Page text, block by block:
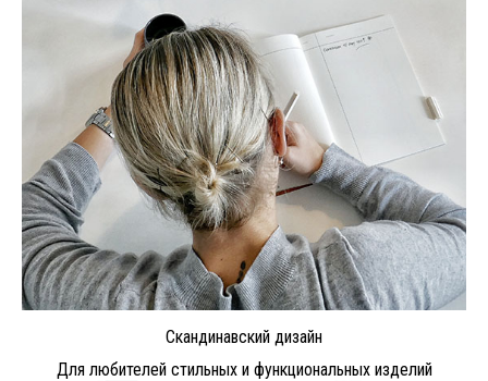
Скандинавский дизайн
Для любителей стильных и функциональных изделий